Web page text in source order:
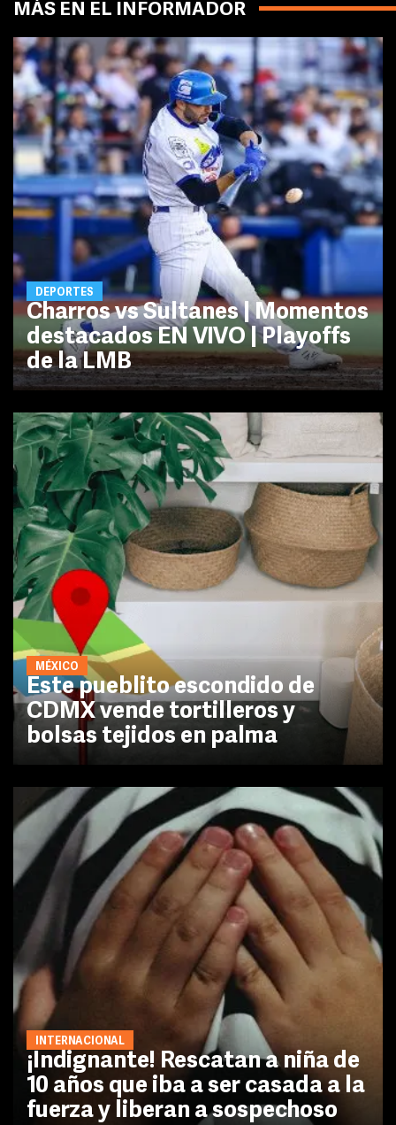
MÁS EN EL INFORMADOR
DEPORTES
Charros vs Sultanes | Momentos
destacados EN VIVO | Playoffs
de la LMB
MÉXICO
Este pueblito escondido de
CDMX vende tortilleros y
bolsas tejidos en palma
INTERNACIONAL
¡Indignante! Rescatan a niña de
10 años que iba a ser casada a la
fuerza y liberan a sospechoso